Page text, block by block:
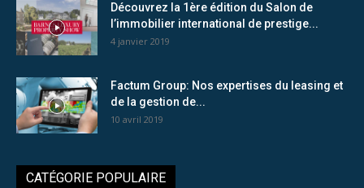
Découvrez la 1ère édition du Salon de
l’immobilier international de prestige...
4 janvier 2019
Factum Group: Nos expertises du leasing et
de la gestion de...
10 avril 2019
CATÉGORIE POPULAIRE